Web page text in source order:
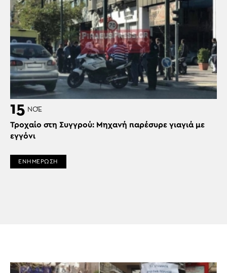
15 ΝΟΈ
Τροχαίο στη Συγγρού: Μηχανή παρέσυρε γιαγιά με
εγγόνι
ΕΝΗΜΕΡΩΣΗ